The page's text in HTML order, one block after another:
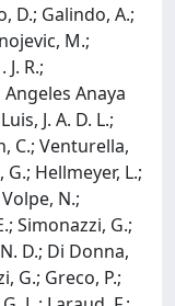
D.; Galindo, A.;
M.;
R.;
Anaya
J. A. D. L.;
C.; Venturella,
Hellmeyer, L.;
N.;
Simonazzi, G.;
D.; Di Donna,
G.; Greco, P.;